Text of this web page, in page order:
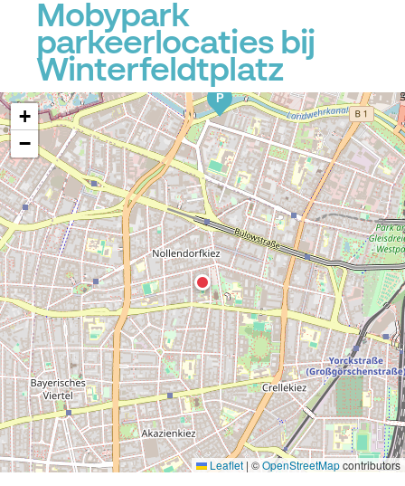
Mobypark
parkeerlocaties bij
Winterfeldtplatz
P
+
−
Leaflet | ©OpenStreetMapcontributors